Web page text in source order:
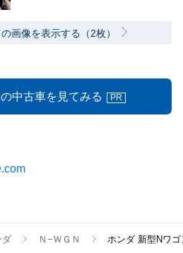
画像を表示する（2枚）
中古車を見てみる PR
ダ Ｎ−ＷＧＮ ホンダ 新型Nワ